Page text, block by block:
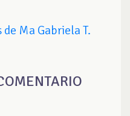
de Ma Gabriela T.